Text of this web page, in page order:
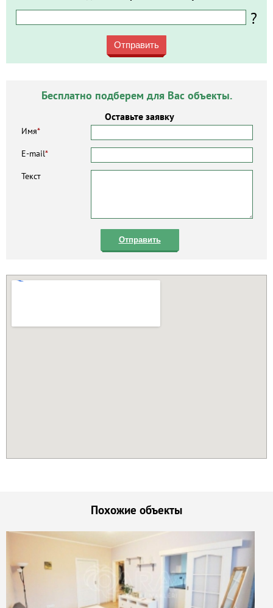
?
Отправить
Бесплатно подберем для Вас объекты.
Оставьте заявку
Имя*
E-mail*
Текст
Отправить
Похожие объекты